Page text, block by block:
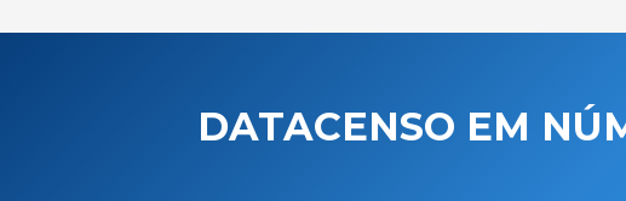
DATACENSO EM